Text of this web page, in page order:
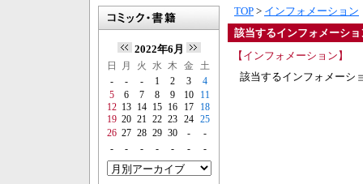
2022年6月
日 月 火 水 木 金
土
-
- - 1 2 3
4
5
6 7 8 9 10
11
12 13 14 15 16 17
18
19 20 21 22 23 24
25
26 27 28 29 30 -
-
-
- - - - - -
TOP > インフォメーション
該当するインフォメーシ
【インフォメーション】
該当するインフォメーシ